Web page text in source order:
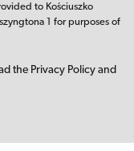
to Kościuszko
1 for purposes of
the Privacy Policy and